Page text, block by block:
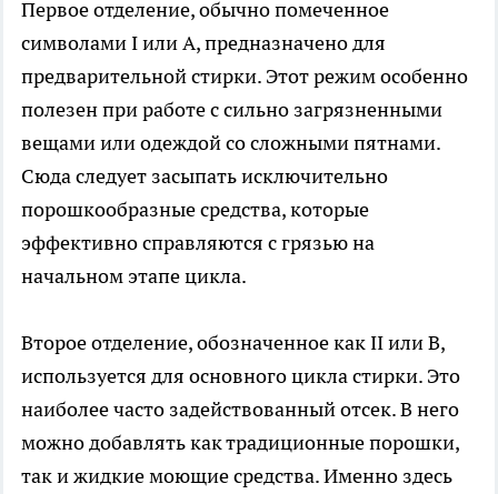
Первое отделение, обычно помеченное
символами I или А, предназначено для
предварительной стирки. Этот режим особенно
полезен при работе с сильно загрязненными
вещами или одеждой со сложными пятнами.
Сюда следует засыпать исключительно
порошкообразные средства, которые
эффективно справляются с грязью на
начальном этапе цикла.
Второе отделение, обозначенное как II или B,
используется для основного цикла стирки. Это
наиболее часто задействованный отсек. В него
можно добавлять как традиционные порошки,
так и жидкие моющие средства. Именно здесь